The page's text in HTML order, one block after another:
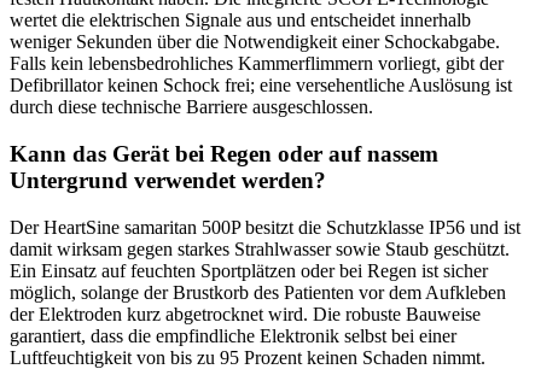
wertet die elektrischen Signale aus und entscheidet innerhalb
weniger Sekunden über die Notwendigkeit einer Schockabgabe.
Falls kein lebensbedrohliches Kammerflimmern vorliegt, gibt der
Defibrillator keinen Schock frei; eine versehentliche Auslösung ist
durch diese technische Barriere ausgeschlossen.
Kann das Gerät bei Regen oder auf nassem
Untergrund verwendet werden?
Der HeartSine samaritan 500P besitzt die Schutzklasse IP56 und ist
damit wirksam gegen starkes Strahlwasser sowie Staub geschützt.
Ein Einsatz auf feuchten Sportplätzen oder bei Regen ist sicher
möglich, solange der Brustkorb des Patienten vor dem Aufkleben
der Elektroden kurz abgetrocknet wird. Die robuste Bauweise
garantiert, dass die empfindliche Elektronik selbst bei einer
Luftfeuchtigkeit von bis zu 95 Prozent keinen Schaden nimmt.